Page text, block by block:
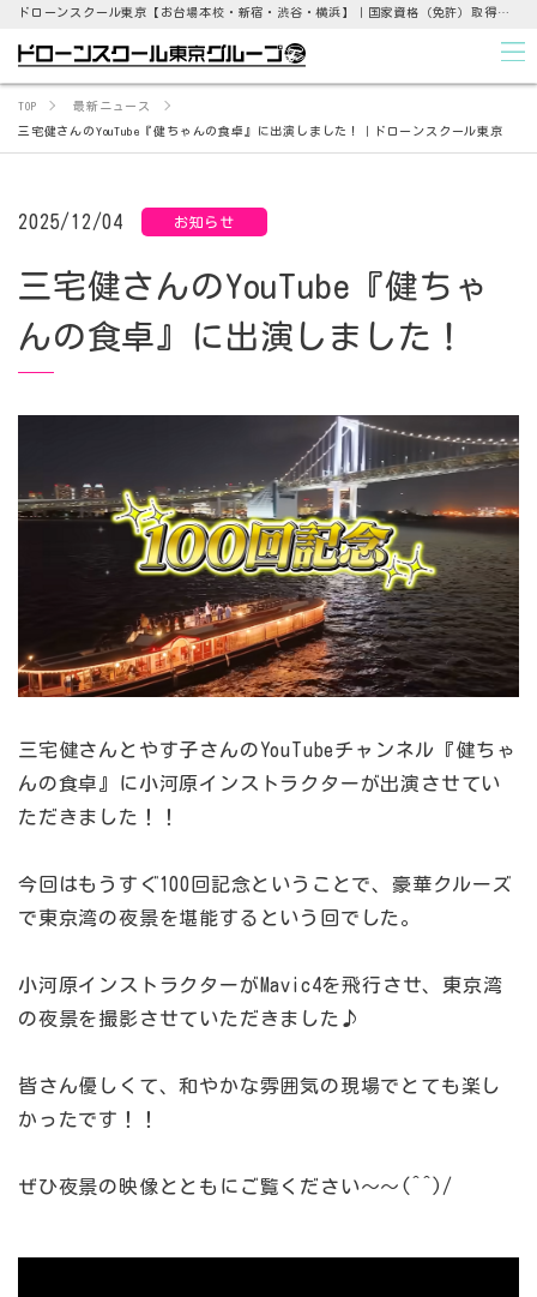
ドローンスクール東京【お台場本校・新宿・渋谷・横浜】｜国家資格（免許）取得支援から点検業務まで
TOP 最新ニュース
三宅健さんのYouTube『健ちゃんの食卓』に出演しました！｜ドローンスクール東京
2025/12/04 お知らせ
三宅健さんのYouTube『健ちゃ
んの食卓』に出演しました！
三宅健さんとやす子さんのYouTubeチャンネル『健ちゃ
んの食卓』に小河原インストラクターが出演させてい
ただきました！！
今回はもうすぐ100回記念ということで、豪華クルーズ
で東京湾の夜景を堪能するという回でした。
小河原インストラクターがMavic4を飛行させ、東京湾
の夜景を撮影させていただきました♪
皆さん優しくて、和やかな雰囲気の現場でとても楽し
かったです！！
ぜひ夜景の映像とともにご覧ください～～(^^)/